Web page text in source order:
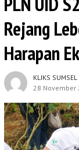
Rejang
Harapan
KLIKS SUMSEL
28 November